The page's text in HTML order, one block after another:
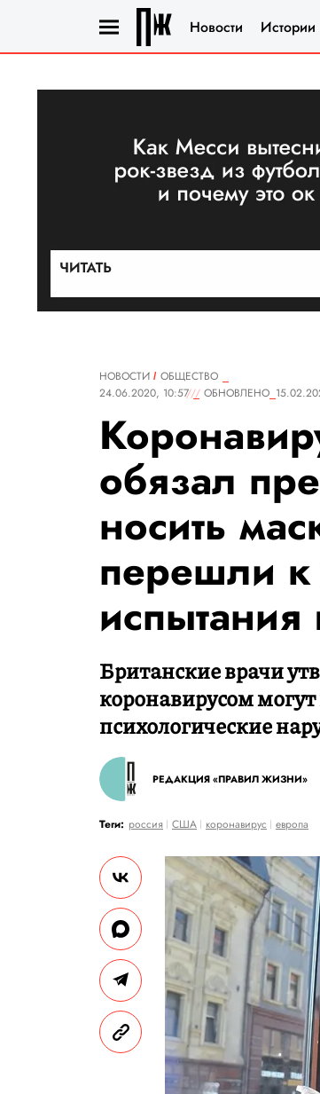
Новости Истории
НОВОСТИ
ОБЩЕСТВО
24.06.2020, 10:57
ОБНОВЛЕНО
обязал
носить
перешли к
Британские врачи
коронавирусом
психологические
РЕДАКЦИЯ «ПРАВИЛ ЖИЗНИ»
Теги: россия США коронавирус европа